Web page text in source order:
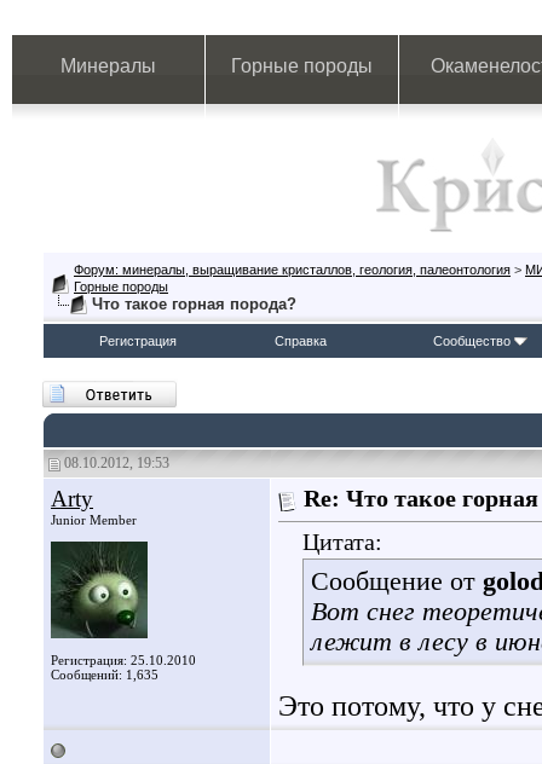
Минералы Горные породы
Форум: минералы, выращивание кристаллов, геология, палеонтология >
Горные породы
Что такое горная порода?
Регистрация Справка Сообщество
08.10.2012, 19:53
Arty
Junior Member
Регистрация: 25.10.2010
Сообщений: 1,635
Re: Что такое
Цитата:
Сообщение от
Вот снег
лежит в лесу в
Это потому, что у